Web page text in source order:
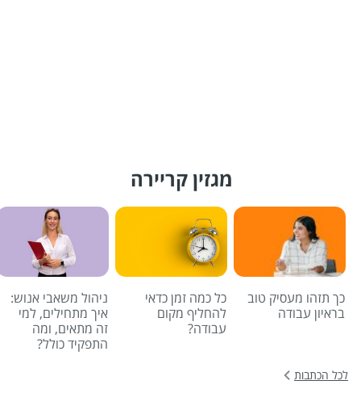
מגזין קריירה
כך תזהו מעסיק טוב
בראיון עבודה
כל כמה זמן כדאי
להחליף מקום
עבודה?
ניהול משאבי אנוש:
איך מתחילים, למי
זה מתאים, ומה
התפקיד כולל?
לכל הכתבות